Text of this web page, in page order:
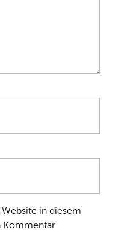
in diesem
Kommentar